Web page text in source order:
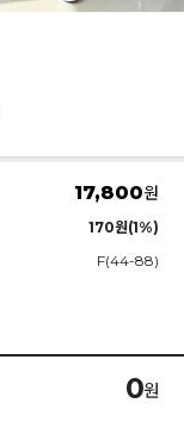
17,800원
170원(1%)
F(44-88)
0원